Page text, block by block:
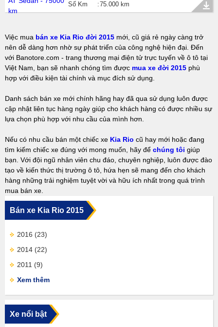
Số Km
75.000 km
Việc mua bán xe Kia Rio đời 2015 mới, cũ giá rẻ ngày càng trở
nên dễ dàng hơn nhờ sự phát triển của công nghệ hiện đại. Đến
với Banotore.com - trang thương mại điện tử trực tuyến về ô tô tại
Việt Nam, bạn sẽ nhanh chóng tìm được mua xe đời 2015 phù
hợp với điều kiện tài chính và mục đích sử dụng.
Danh sách bán xe mới chính hãng hay đã qua sử dụng luôn được
cập nhật liên tục hàng ngày giúp cho khách hàng có được nhiều sự
lựa chọn phù hợp với nhu cầu của mình hơn.
Nếu có nhu cầu bán một chiếc xe Kia Rio cũ hay mới hoặc đang
tìm kiếm chiếc xe đúng với mong muốn, hãy để chúng tôi giúp
bạn. Với đội ngũ nhân viên chu đáo, chuyên nghiệp, luôn được đào
tạo về kiến thức thị trường ô tô, hứa hẹn sẽ mang đến cho khách
hàng những trải nghiệm tuyệt vời và hữu ích nhất trong quá trình
mua bán xe.
Bán xe Kia Rio 2015
2016 (23)
2014 (22)
2011 (9)
Xem thêm
Xe nổi bật